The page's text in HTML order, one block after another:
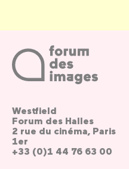
Westfield
Forum des Halles
2 rue du cinéma, Paris
1er
+33 (0)1 44 76 63 00